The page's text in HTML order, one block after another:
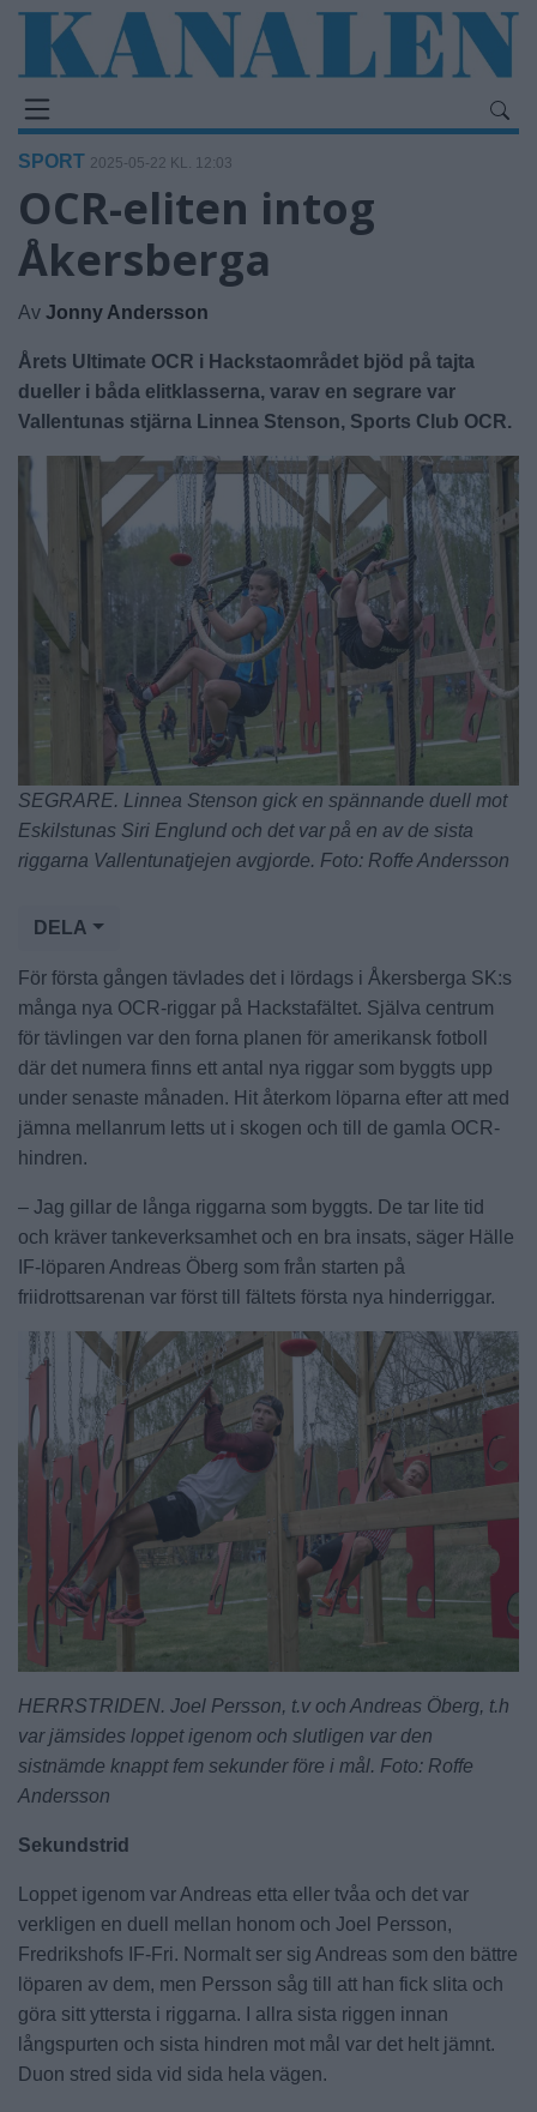
SPORT 2025-05-22 KL. 12:03
OCR-eliten intog
Åkersberga
Av Jonny Andersson
Årets Ultimate OCR i Hackstaområdet bjöd på tajta
dueller i båda elitklasserna, varav en segrare var
Vallentunas stjärna Linnea Stenson, Sports Club OCR.
SEGRARE. Linnea Stenson gick en spännande duell mot
Eskilstunas Siri Englund och det var på en av de sista
riggarna Vallentunatjejen avgjorde. Foto: Roffe Andersson
DELA
För första gången tävlades det i lördags i Åkersberga SK:s
många nya OCR-riggar på Hackstafältet. Själva centrum
för tävlingen var den forna planen för amerikansk fotboll
där det numera finns ett antal nya riggar som byggts upp
under senaste månaden. Hit återkom löparna efter att med
jämna mellanrum letts ut i skogen och till de gamla OCR-
hindren.
– Jag gillar de långa riggarna som byggts. De tar lite tid
och kräver tankeverksamhet och en bra insats, säger Hälle
IF-löparen Andreas Öberg som från starten på
friidrottsarenan var först till fältets första nya hinderriggar.
HERRSTRIDEN. Joel Persson, t.v och Andreas Öberg, t.h
var jämsides loppet igenom och slutligen var den
sistnämde knappt fem sekunder före i mål. Foto: Roffe
Andersson
Sekundstrid
Loppet igenom var Andreas etta eller tvåa och det var
verkligen en duell mellan honom och Joel Persson,
Fredrikshofs IF-Fri. Normalt ser sig Andreas som den bättre
löparen av dem, men Persson såg till att han fick slita och
göra sitt yttersta i riggarna. I allra sista riggen innan
långspurten och sista hindren mot mål var det helt jämnt.
Duon stred sida vid sida hela vägen.